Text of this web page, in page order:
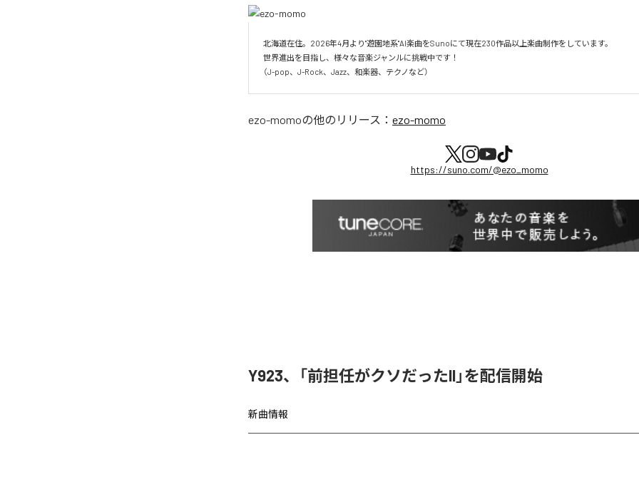
北海道在住。2026年4月より"遊園地系"AI楽曲をSunoにて現在230作品以上楽曲制作をしています。
世界進出を目指し、様々な音楽ジャンルに挑戦中です！
（J-pop、J-Rock、Jazz、和楽器、テクノなど）
ezo-momoの他のリリース： ezo-momo
https://suno.com/@ezo_momo
Y923、「前担任がクソだったII」を配信開始
新曲情報